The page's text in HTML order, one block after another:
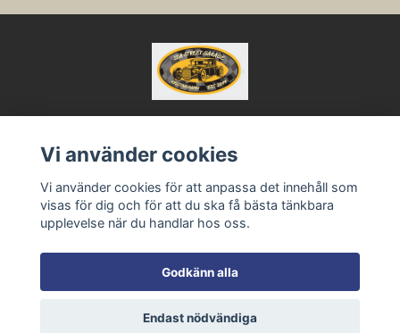
Kontakt
Köpvillkor
Vi använder cookies
Vi använder cookies för att anpassa det innehåll som
visas för dig och för att du ska få bästa tänkbara
upplevelse när du handlar hos oss.
Godkänn alla
Endast nödvändiga